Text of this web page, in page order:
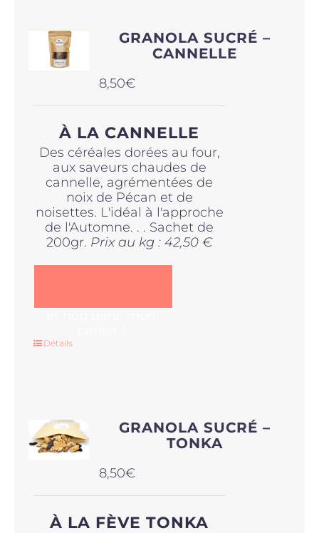
GRANOLA SUCRÉ –
CANNELLE
8,50€
À LA CANNELLE
Des céréales dorées au four,
aux saveurs chaudes de
cannelle, agrémentées de
noix de Pécan et de
noisettes. L'idéal à l'approche
de l'Automne. . . Sachet de
200gr. Prix au kg : 42,50 €
Détails
GRANOLA SUCRÉ –
TONKA
8,50€
À LA FÈVE TONKA